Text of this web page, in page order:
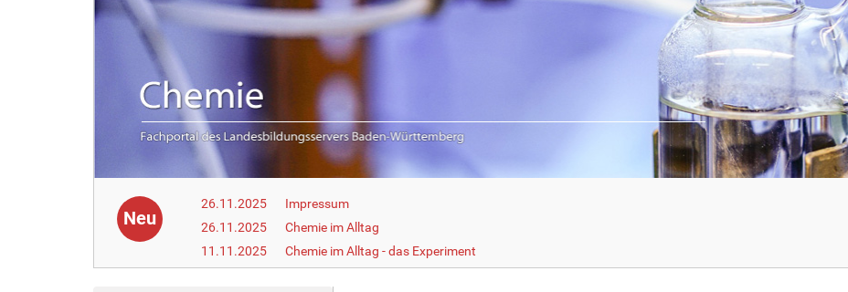
r
Neu
26.11.2025
Impressum
26.11.2025
Chemie im Alltag
11.11.2025
Chemie im Alltag - das Experiment